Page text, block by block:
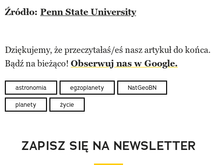
Źródło: Penn State University
Dziękujemy, że przeczytałaś/eś nasz artykuł do końca.
Bądź na bieżąco! Obserwuj nas w Google.
astronomia egzoplanety NatGeoBN
planety życie
ZAPISZ SIĘ NA NEWSLETTER